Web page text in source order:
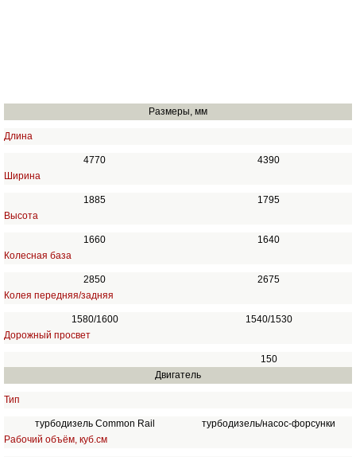
Размеры, мм
Длина
4770
4390
Ширина
1885
1795
Высота
1660
1640
Колесная база
2850
2675
Колея передняя/задняя
1580/1600
1540/1530
Дорожный просвет
150
Двигатель
Тип
турбодизель Common Rail
турбодизель/насос-форсунки
Рабочий объём, куб.см